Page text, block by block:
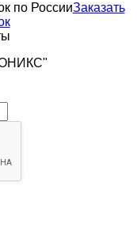
по РоссииЗаказать